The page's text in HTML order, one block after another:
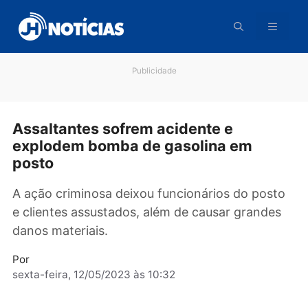
para
conteúdo
Assaltantes sofrem acidente e
explodem bomba de gasolina em
A ação criminosa deixou funcionários do
e clientes assustados, além de causar
danos materiais.